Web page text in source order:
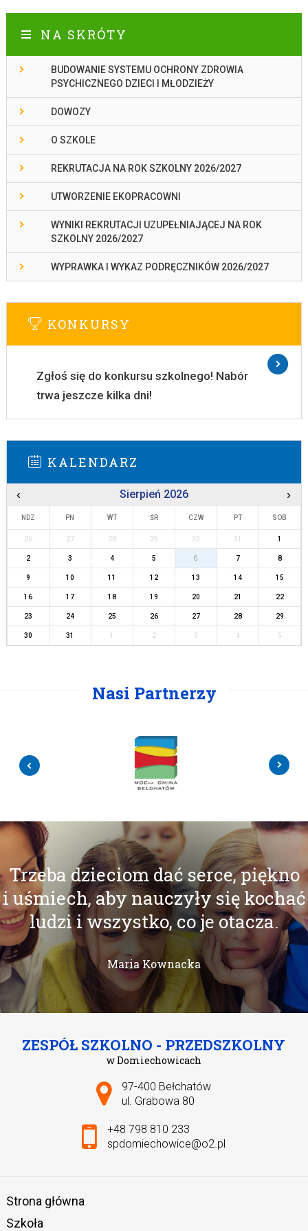
NA SKRÓTY
BUDOWANIE SYSTEMU OCHRONY ZDROWIA
PSYCHICZNEGO DZIECI I MŁODZIEŻY
DOWOZY
O SZKOLE
REKRUTACJA NA ROK SZKOLNY 2026/2027
UTWORZENIE EKOPRACOWNI
WYNIKI REKRUTACJI UZUPEŁNIAJĄCEJ NA ROK
SZKOLNY 2026/2027
WYPRAWKA I WYKAZ PODRĘCZNIKÓW 2026/2027
KONKURSY
Zgłoś się do konkursu szkolnego! Nabór
trwa jeszcze kilka dni!
KALENDARZ
‹ Sierpień 2026 ›
NDZ PN WT ŚR CZW PT SOB
26 27 28 29 30 31 1
2 3 4 5 6 7 8
9 10 11 12 13 14 15
16 17 18 19 20 21 22
23 24 25 26 27 28 29
30 31 2 3 4 5
Nasi Partnerzy
Trzeba dzieciom dać serce, piękno
i uśmiech, aby nauczyły się kochać
ludzi i wszystko, co je otacza.
Maria Kownacka
ZESPÓŁ SZKOLNO - PRZEDSZKOLNY
w Domiechowicach
Adres pocztowy:
97-400 Bełchatów
ul. Grabowa 80
+48 798 810 233
spdomiechowice@o2.pl
Strona główna
Szkoła